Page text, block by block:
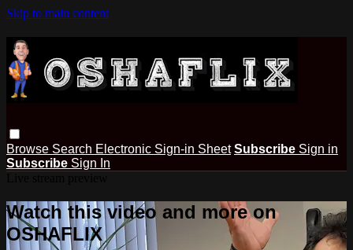
Skip to main content
Browse Search Electronic Sign-in Sheet Subscribe Sign in
Subscribe Sign In
Watch this video and more on
OSHAFLIX